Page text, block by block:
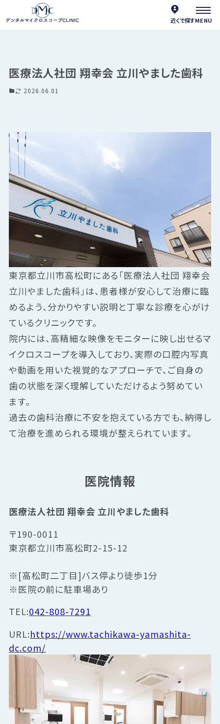
近くで探す
医療法人社団 翔幸会 立川やました歯科
2026.06.01
東京都立川市高松町にある「医療法人社団 翔幸会
立川やました歯科」は、患者様が安心して治療に臨
めるよう、分かりやすい説明と丁寧な診療を心がけ
ているクリニックです。
院内には、高精細な映像をモニターに映し出せるマ
イクロスコープを導入しており、実際の口腔内写真
や動画を用いた視覚的なアプローチで、ご自身の
歯の状態を深く理解していただけるよう努めてい
ます。
過去の歯科治療に不安を抱えている方でも、納得し
て治療を進められる環境が整えられています。
医院情報
医療法人社団 翔幸会 立川やました歯科
〒190-0011
東京都立川市高松町2-15-12
※[高松町二丁目]バス停より徒歩1分
※医院の前に駐車場あり
TEL:042-808-7291
URL:https://www.tachikawa-yamashita-
dc.com/